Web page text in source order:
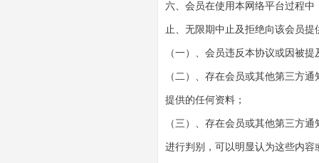
六、会员在使用本网络平台过程
止、无限期中止及拒绝向该会员提
（一）、会员违反本协议或因被
（二）、存在会员或其他第三方
提供的任何资料；
（三）、存在会员或其他第三方
进行判别，可以明显认为这些内